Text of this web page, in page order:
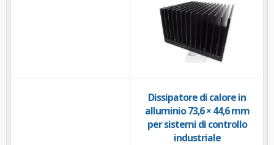
Dissipatore di calore in
alluminio 73,6 × 44,6 mm
per sistemi di controllo
industriale